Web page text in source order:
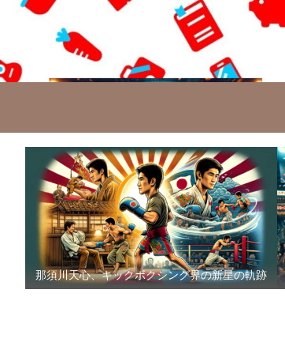
那須川天心、キックボクシング界の新星の軌跡